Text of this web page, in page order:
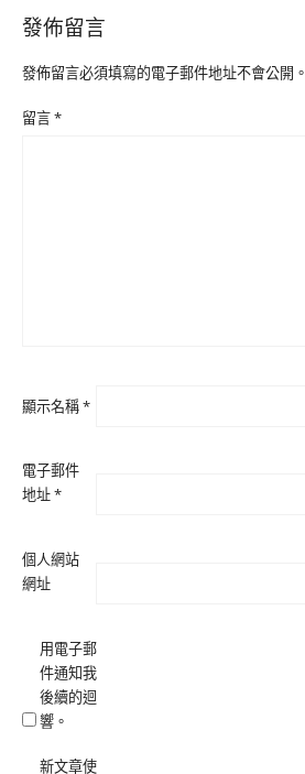
發佈留言
發佈留言必須填寫的電子郵件地址不會公開。
留言*
顯示名稱*
電子郵件
地址*
個人網站
網址
用電子郵
件通知我
後續的迴
響。
新文章使